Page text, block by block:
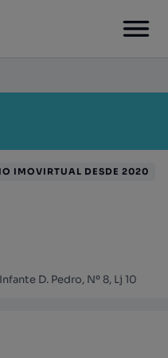
D. Pedro, Nº 8, Lj 10
IMOVIRTUAL DESDE 2020